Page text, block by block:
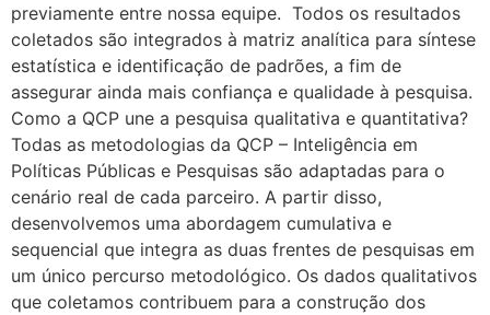
previamente entre nossa equipe. Todos os resultados
coletados são integrados à matriz analítica para síntese
estatística e identificação de padrões, a fim de
assegurar ainda mais confiança e qualidade à pesquisa.
Como a QCP une a pesquisa qualitativa e quantitativa?
Todas as metodologias da QCP – Inteligência em
Políticas Públicas e Pesquisas são adaptadas para o
cenário real de cada parceiro. A partir disso,
desenvolvemos uma abordagem cumulativa e
sequencial que integra as duas frentes de pesquisas em
um único percurso metodológico. Os dados qualitativos
que coletamos contribuem para a construção dos